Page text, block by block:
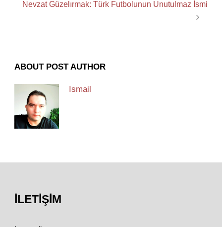
Nevzat Güzelırmak: Türk Futbolunun Unutulmaz İsmi
ABOUT POST AUTHOR
Ismail
İLETIŞIM